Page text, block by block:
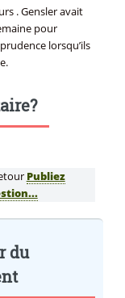
. Gensler avait
pour
lorsqu’ils
Publiez
du